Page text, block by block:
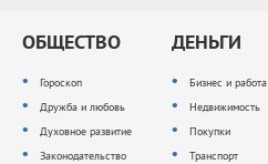
ОБЩЕСТВО
Гороскоп
Дружба и любовь
Духовное развитие
Законодательство
ДЕНЬГИ
Бизнес и работа
Недвижимость
Покупки
Транспорт